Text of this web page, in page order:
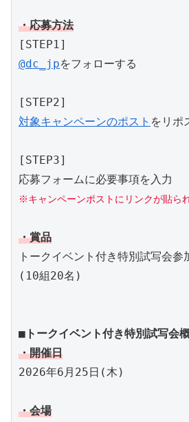
・応募方法
[STEP1]
@dc_jpをフォローする
[STEP2]
対象キャンペーンのポスト をリポ
[STEP3]
応募フォームに必要事項を入力
※キャンペーンポストにリンクが貼ら
・賞品
トークイベント付き特別試写会参
(10組20名)
■トークイベント付き特別試写会
・開催日
2026年6月25日(木)
・会場